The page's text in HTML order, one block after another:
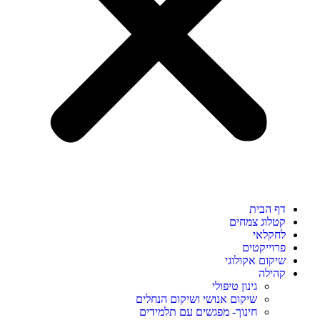
דף הבית
קטלוג צמחים
לחקלאי
פרוייקטים
שיקום אקולוגי
קהילה
גינון טיפולי
שיקום אנושי ושיקום הנחלים
חינוך- מפגשים עם תלמידים